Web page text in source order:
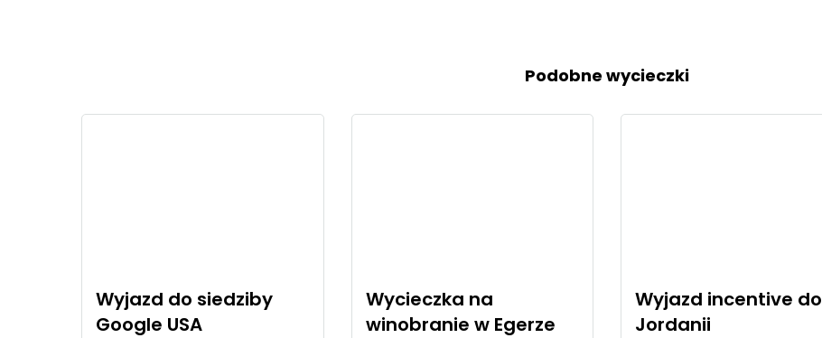
Podobne wycieczki
Wyjazd do siedziby
Google USA
Wycieczka na
winobranie w Egerze
Wyjazd incentive do
Jordanii